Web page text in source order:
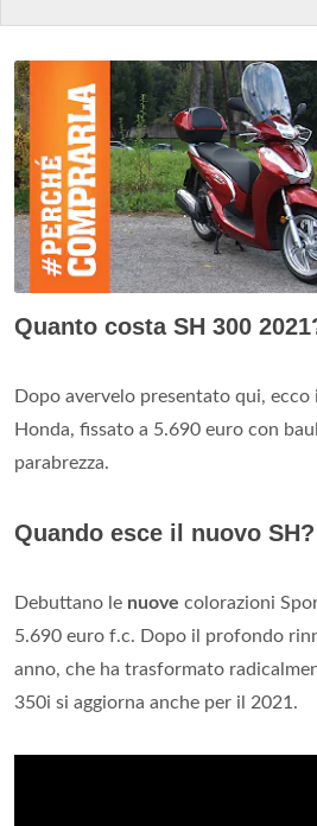
Quanto costa SH 300
Dopo avervelo presentato qui,
Honda, fissato a 5.690 euro con
parabrezza.
Quando esce il nuovo SH?
Debuttano le nuove colorazioni
5.690 euro f.c. Dopo il profondo
anno, che ha trasformato
350i si aggiorna anche per il 2021.